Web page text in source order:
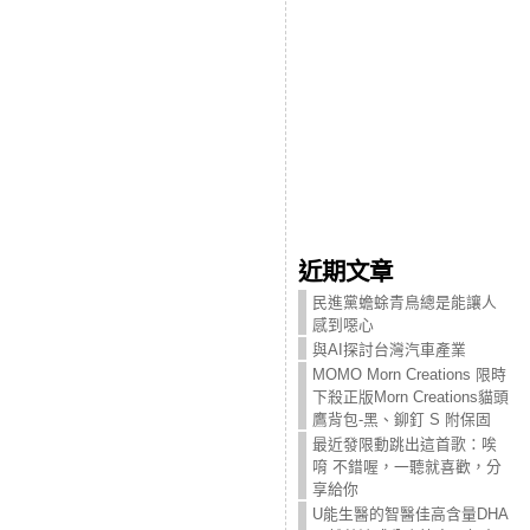
近期文章
民進黨蟾蜍青鳥總是能讓人
感到噁心
與AI探討台灣汽車產業
MOMO Morn Creations 限時
下殺正版Morn Creations貓頭
鷹背包-黑、鉚釘 S 附保固
最近發限動跳出這首歌：唉
唷 不錯喔，一聽就喜歡，分
享給你
U能生醫的智醫佳高含量DHA